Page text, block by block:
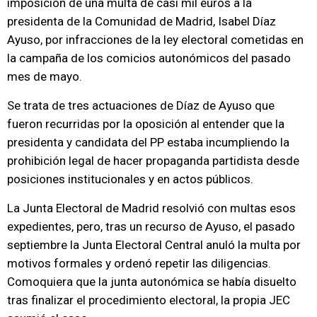
imposición de una multa de casi mil euros a la
presidenta de la Comunidad de Madrid, Isabel Díaz
Ayuso, por infracciones de la ley electoral cometidas en
la campaña de los comicios autonómicos del pasado
mes de mayo.
Se trata de tres actuaciones de Díaz de Ayuso que
fueron recurridas por la oposición al entender que la
presidenta y candidata del PP estaba incumpliendo la
prohibición legal de hacer propaganda partidista desde
posiciones institucionales y en actos públicos.
La Junta Electoral de Madrid resolvió con multas esos
expedientes, pero, tras un recurso de Ayuso, el pasado
septiembre la Junta Electoral Central anuló la multa por
motivos formales y ordenó repetir las diligencias.
Comoquiera que la junta autonómica se había disuelto
tras finalizar el procedimiento electoral, la propia JEC